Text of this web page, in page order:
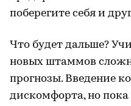
поберегите себя и
Что будет дальше?
новых штаммов
прогнозы. Введение
дискомфорта, но пока